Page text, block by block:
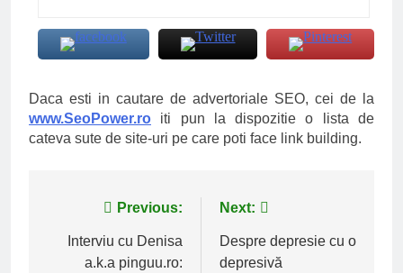
Daca esti in cautare de advertoriale SEO, cei de la
www.SeoPower.ro iti pun la dispozitie o lista de
cateva sute de site-uri pe care poti face link building.
NavigarePrevious:
Interviu cu Denisa
a.k.a pinguu.ro:
Next:
Despre depresie cu o
depresivă